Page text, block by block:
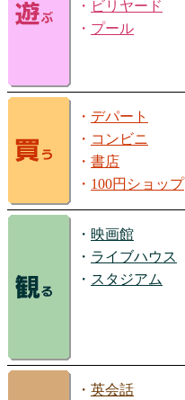
・ ビリヤード
・ プール
・ デパート
・ コンビニ
・ 書店
・ 100円ショップ
・ 映画館
・ ライブハウス
・ スタジアム
・ 英会話